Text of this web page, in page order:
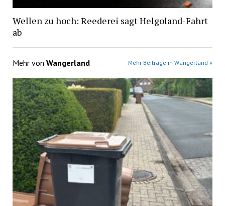
Wellen zu hoch: Reederei sagt Helgoland-Fahrt
ab
Mehr von Wangerland Mehr Beiträge in Wangerland »